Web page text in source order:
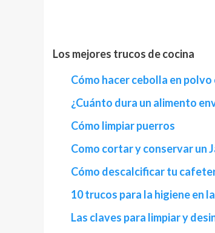
Los mejores trucos de cocina
Cómo hacer cebolla en polvo
¿Cuánto dura un alimento
Cómo limpiar puerros
Como cortar y conservar un
Cómo descalcificar tu
10 trucos para la higiene en
Las claves para limpiar y